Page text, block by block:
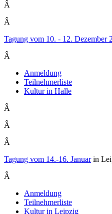
Â
Â
Tagung vom 10. - 12. Dezember
Â
Anmeldung
Teilnehmerliste
Kultur in Halle
Â
Â
Â
Tagung vom 14.-16. Januarin
Â
Anmeldung
Teilnehmerliste
Kultur in Leipzig